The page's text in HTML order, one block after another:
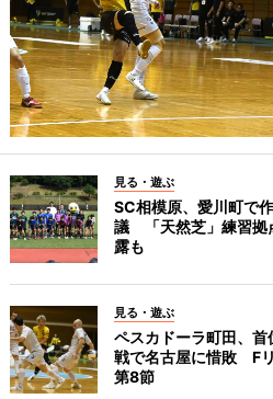
見る・遊ぶ
SC相模原、愛川町で
議 「天然芝」練習拠
露も
見る・遊ぶ
ペスカドーラ町田、首
戦で名古屋に惜敗 F
第8節